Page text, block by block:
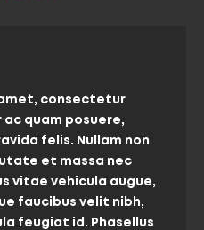
consectetur
quam posuere,
felis. Nullam non
et massa nec
vitae vehicula augue,
faucibus velit nibh,
feugiat id. Phasellus